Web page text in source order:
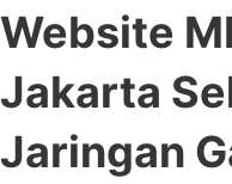
Website
Jakarta
Jaringan